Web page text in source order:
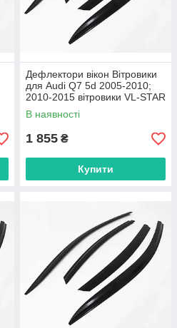
Дефлектори вікон Вітровики
для Audi Q7 5d 2005-2010;
2010-2015 вітровики VL-STAR
Тайвань
В наявності
1 855 ₴
Купити